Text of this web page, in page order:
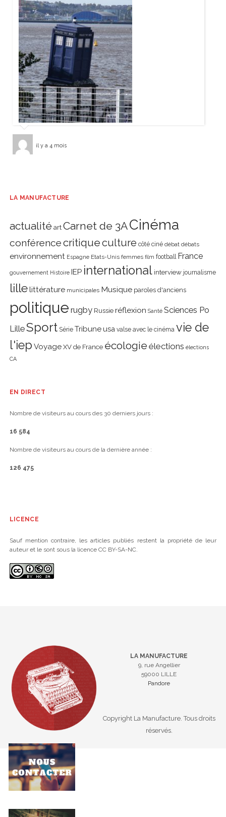
il y a 4 mois
LA MANUFACTURE
actualité art Carnet de 3ACinéma
conférencecritiqueculture côté ciné débat débats
environnement Espagne Etats-Unis femmes film football France
gouvernement Histoire IEP international interview journalisme
lillelittérature municipales Musique paroles d'anciens
politique rugby Russie réflexion Santé Sciences Po
LilleSport Série Tribune usa valse avec le cinéma vie de
l'iep Voyage XV de France écologie élections élections
CA
EN DIRECT
Nombre de visiteurs au cours des 30 derniers jours :
16 584
Nombre de visiteurs au cours de la dernière année :
126 475
LICENCE
Sauf mention contraire, les articles publiés restent la propriété de leur
auteur et le sont sous la licence CC BY-SA-NC.
LA MANUFACTURE
9, rue Angellier
59000 LILLE
Pandore
Copyright La Manufacture. Tous droits
réservés.